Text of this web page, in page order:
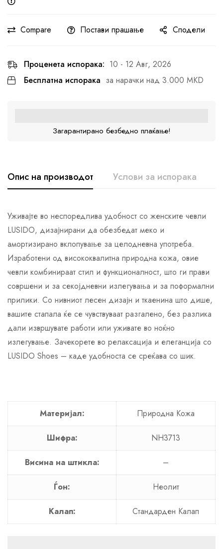
Compare Постави прашање Сподели
Проценета испорака: 10 - 12 Авг, 2026
Бесплатна испорака за нарачки над 3.000 MKD
Загарантирано безбедно плаќање!
Опис на производот Услови за испорака
Уживајте во неспоредлива удобност со женските чевли
LUSIDO, дизајнирани да обезбедат меко и
амортизирано вклопување за целодневна употреба.
Изработени од висококвалитна природна кожа, овие
чевли комбинираат стил и функционалност, што ги прави
совршени и за секојдневни излегувања и за поформални
прилики. Со нивниот лесен дизајн и ткаенина што дише,
вашите стапала ќе се чувствуваат разгалено, без разлика
дали извршувате работи или уживате во ноќно
излегување. Зачекорете во релаксација и елеганција со
LUSIDO Shoes – каде удобноста се среќава со шик.
Материјал: Природна Кожа
Шифра: NH3713
Висина на штикла: –
Ѓон: Неолит
Калап: Стандарден Калап